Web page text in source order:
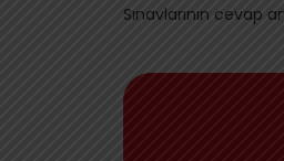
Sınavlarının cevap